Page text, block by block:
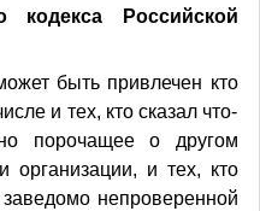
кодекса Российской
быть привлечен кто
и тех, кто сказал что-
порочащее о другом
организации, и тех, кто
непроверенной